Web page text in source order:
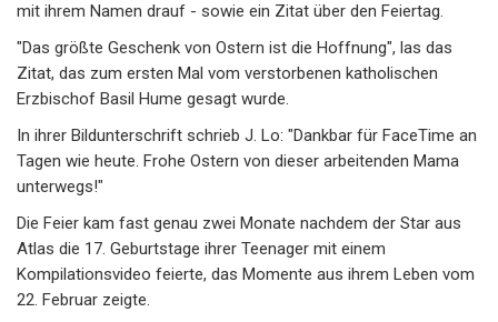
mit ihrem Namen drauf - sowie ein Zitat über den Feiertag.
"Das größte Geschenk von Ostern ist die Hoffnung", las das
Zitat, das zum ersten Mal vom verstorbenen katholischen
Erzbischof Basil Hume gesagt wurde.
In ihrer Bildunterschrift schrieb J. Lo: "Dankbar für FaceTime an
Tagen wie heute. Frohe Ostern von dieser arbeitenden Mama
unterwegs!"
Die Feier kam fast genau zwei Monate nachdem der Star aus
Atlas die 17. Geburtstage ihrer Teenager mit einem
Kompilationsvideo feierte, das Momente aus ihrem Leben vom
22. Februar zeigte.